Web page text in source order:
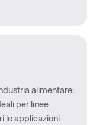
alimentare:
per linee
le applicazioni